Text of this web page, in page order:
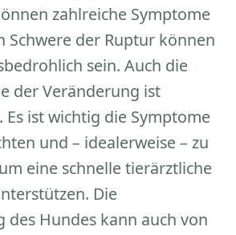
zahlreiche Symptome
Schwere der Ruptur können
sein. Auch die
der Veränderung ist
ist wichtig die Symptome
und – idealerweise – zu
eine schnelle tierärztliche
Die
des Hundes kann auch von